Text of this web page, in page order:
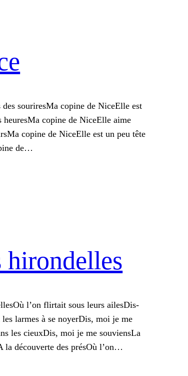
souriresMa copine de NiceElle est
heuresMa copine de NiceElle aime
copine de NiceElle est un peu tête
de…
hirondelles
l’on flirtait sous leurs ailesDis-
larmes à se noyerDis, moi je me
les cieuxDis, moi je me souviensLa
la découverte des présOù l’on…